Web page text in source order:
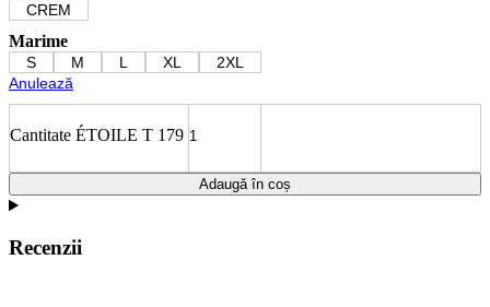
CREM
Marime
S M L XL
2XL
Anulează
Cantitate ÉTOILE T 179
Adaugă în coș
Recenzii